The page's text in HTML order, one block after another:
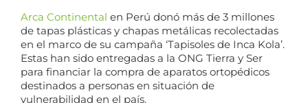
Arca Continental en Perú donó más de 3 millones
de tapas plásticas y chapas metálicas recolectadas
en el marco de su campaña ‘Tapisoles de Inca Kola’.
Estas han sido entregadas a la ONG Tierra y Ser
para financiar la compra de aparatos ortopédicos
destinados a personas en situación de
vulnerabilidad en el país.